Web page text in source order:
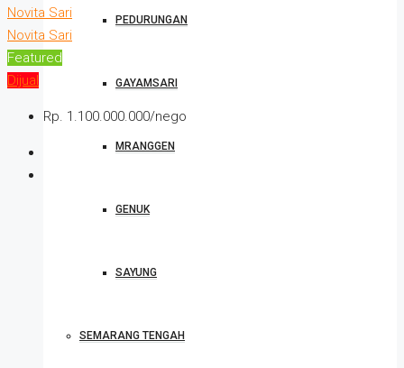
PEDURUNGAN
GAYAMSARI
MRANGGEN
GENUK
SAYUNG
SEMARANG TENGAH
Novita Sari
Novita Sari
Featured
Dijual
Rp. 1.100.000.000/nego